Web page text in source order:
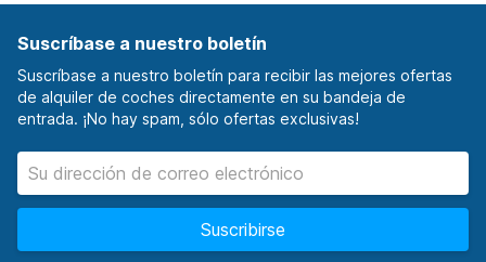
Suscríbase a nuestro boletín
Suscríbase a nuestro boletín para recibir las mejores ofertas
de alquiler de coches directamente en su bandeja de
entrada. ¡No hay spam, sólo ofertas exclusivas!
Suscribirse